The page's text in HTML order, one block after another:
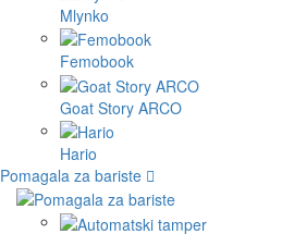
Mlynko
Femobook
Goat Story ARCO
Hario
Pomagala za bariste